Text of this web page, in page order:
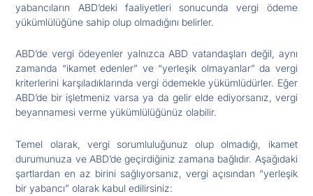
yabancıların ABD’deki faaliyetleri sonucunda vergi ödeme
yükümlülüğüne sahip olup olmadığını belirler.
ABD’de vergi ödeyenler yalnızca ABD vatandaşları değil, aynı
zamanda “ikamet edenler” ve “yerleşik olmayanlar” da vergi
kriterlerini karşıladıklarında vergi ödemekle yükümlüdürler. Eğer
ABD’de bir işletmeniz varsa ya da gelir elde ediyorsanız, vergi
beyannamesi verme yükümlülüğünüz olabilir.
Temel olarak, vergi sorumluluğunuz olup olmadığı, ikamet
durumunuza ve ABD’de geçirdiğiniz zamana bağlıdır. Aşağıdaki
şartlardan en az birini sağlıyorsanız, vergi açısından “yerleşik
bir yabancı” olarak kabul edilirsiniz: